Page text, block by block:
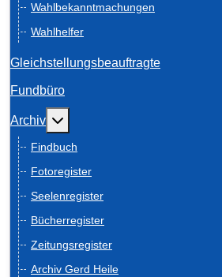
Wahlbekanntmachungen
Wahlhelfer
Gleichstellungsbeauftragte
Fundbüro
Archiv Weitere Informationen: Archiv
Findbuch
Fotoregister
Seelenregister
Bücherregister
Zeitungsregister
Archiv Gerd Heile